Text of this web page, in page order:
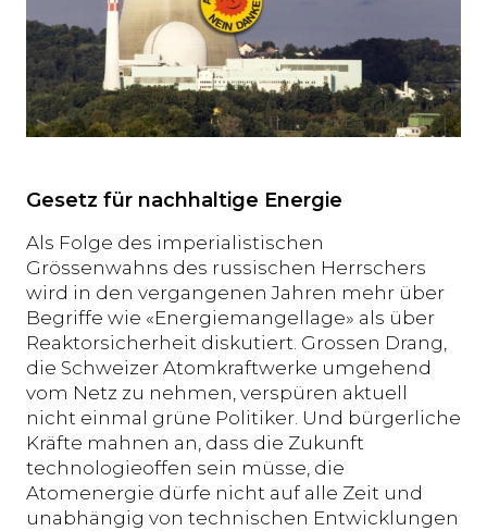
Gesetz für nachhaltige Energie
Als Folge des imperialistischen
Grössenwahns des russischen Herrschers
wird in den vergangenen Jahren mehr über
Begriffe wie «Energiemangellage» als über
Reaktorsicherheit diskutiert. Grossen Drang,
die Schweizer Atomkraftwerke umgehend
vom Netz zu nehmen, verspüren aktuell
nicht einmal grüne Politiker. Und bürgerliche
Kräfte mahnen an, dass die Zukunft
technologieoffen sein müsse, die
Atomenergie dürfe nicht auf alle Zeit und
unabhängig von technischen Entwicklungen